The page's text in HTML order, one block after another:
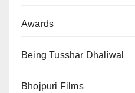
Awards
Being Tusshar Dhaliwal
Bhojpuri Films